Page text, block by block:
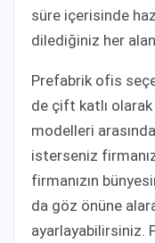
süre içerisinde
dilediğiniz her
Prefabrik ofis
de çift katlı
modelleri
isterseniz
firmanızın
da göz önüne
ayarlayabilirsiniz.